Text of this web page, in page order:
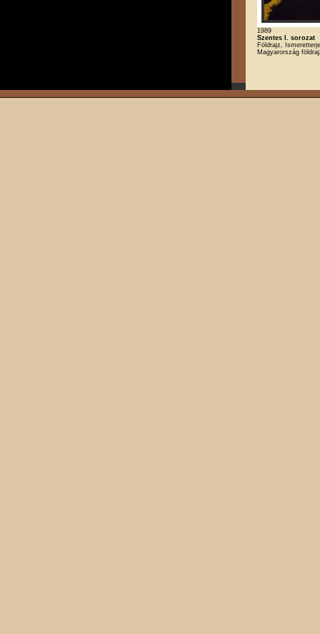
1989
Szentes I. sorozat
Földrajz,
Magyarország